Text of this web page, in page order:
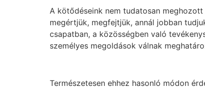
A kötődéseink nem tudatosan
megértjük, megfejtjük, annál jobban
csapatban, a közösségben való
személyes megoldások válnak
Természetesen ehhez hasonló módon